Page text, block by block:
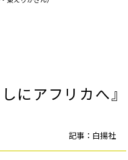
にアフリカへ』
記事：白揚社